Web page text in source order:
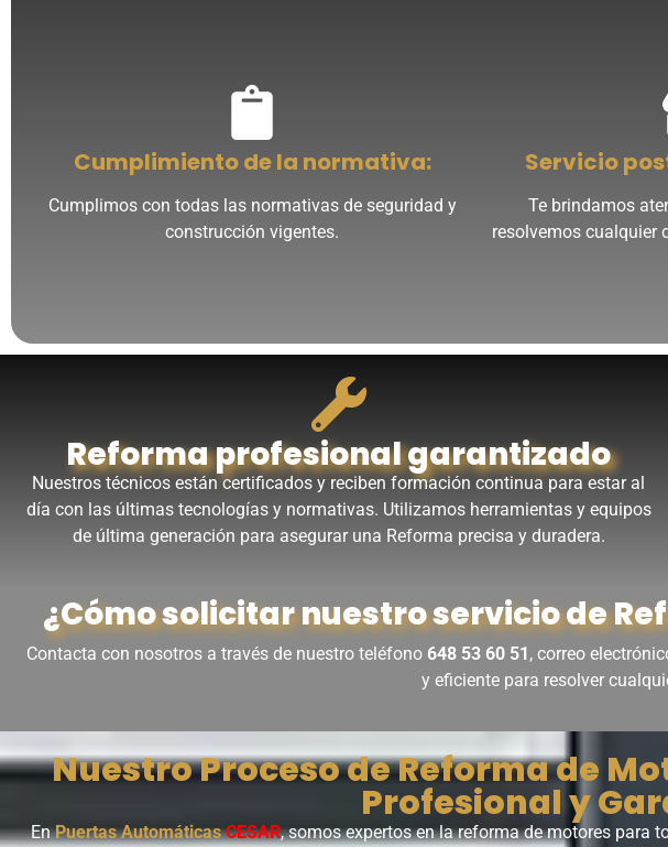
Cumplimiento de la normativa:
Cumplimos con todas las normativas de seguridad y
construcción vigentes.
Servicio
Te brindamos
resolvemos cualquier
Reforma profesional garantizado
Nuestros técnicos están certificados y reciben formación continua para estar al
día con las últimas tecnologías y normativas. Utilizamos herramientas y equipos
de última generación para asegurar una Reforma precisa y duradera.
¿Cómo solicitar nuestro servicio de
Contacta con nosotros a través de nuestro teléfono 648 53 60 51, correo
y eficiente para resolver
Nuestro Proceso de Reforma de
Profesional y
EnPuertas Automáticas CESAR, somos expertos en la reforma de motores para